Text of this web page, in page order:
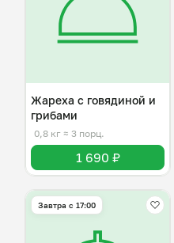
Жареха с говядиной и
грибами
0,8 кг ≈ 3 порц.
1 690 ₽
Завтра c 17:00